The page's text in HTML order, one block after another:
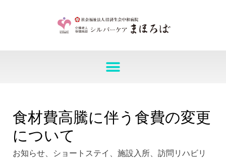
食材費高騰に伴う食費の変更
について
お知らせ、 ショートステイ 、施設入所、訪問リハビリ